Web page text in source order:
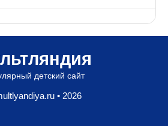
детский сайт
• 2026